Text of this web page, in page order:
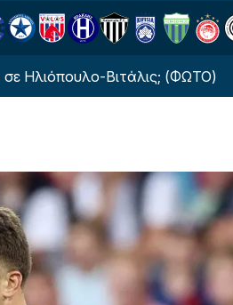
Βιτάλις; (ΦΩΤΟ)